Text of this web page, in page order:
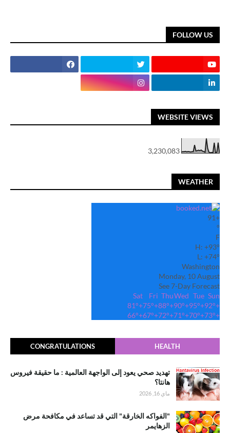
FOLLOW US
WEBSITE VIEWS
3,230,083
WEATHER
+
91
°
F
H: +93°
L: +74°
Washington
Monday, 10 August
See 7-Day Forecast
Sun
Tue
Wed
Thu
Fri
Sat
+
92°
+
95°
+
90°
+
88°
+
75°
+
81°
+
73°
+
70°
+
71°
+
72°
+
67°
+
66°
HEALTH
CONGRATULATIONS
تهديد صحي يعود إلى الواجهة العالمية : ما حقيقة فيروس
هانتا؟
ماي 16, 2026
"الفواكه الخارقة" التي قد تساعد في مكافحة مرض
الزهايمر